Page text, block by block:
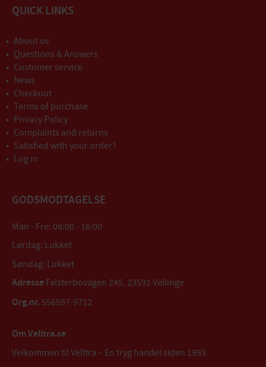
QUICK LINKS
About us
Questions & Answers
Customer service
News
Checkout
Terms of purchase
Privacy Policy
Complaints and returns
Satisfied with your order?
Log in
GODSMODTAGELSE
Man - Fre: 08:00 - 16:00
Lørdag: Lukket
Søndag: Lukket
Adresse Falsterbovägen 245, 23591 Vellinge
Org.nr. 556597-9712
Om Velltra.se
Velkommen til Velltra – En tryg handel siden 1993